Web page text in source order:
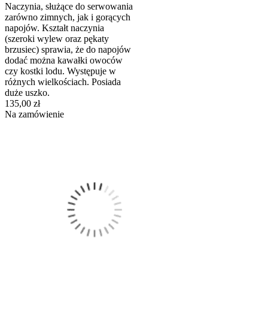
Naczynia, służące do serwowania
zarówno zimnych, jak i gorących
napojów. Kształt naczynia
(szeroki wylew oraz pękaty
brzusiec) sprawia, że do napojów
dodać można kawałki owoców
czy kostki lodu. Występuje w
różnych wielkościach. Posiada
duże uszko.
135,00 zł
Na zamówienie